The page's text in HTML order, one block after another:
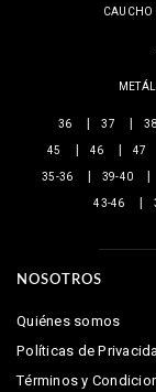
CAUCHO
36 37 38
45
46 47
35-36
39-40
43-46
NOSOTROS
Quiénes somos
Políticas de
Términos y